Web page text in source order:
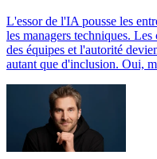
L'essor de l'IA pousse les
les managers techniques.
des équipes et l'autorité
autant que d'inclusion. Oui,